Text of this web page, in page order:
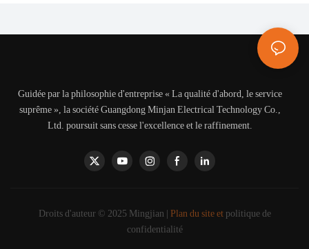
Guidée par la philosophie d'entreprise « La qualité d'abord, le service
suprême », la société Guangdong Minjan Electrical Technology Co.,
Ltd. poursuit sans cesse l'excellence et le raffinement.
Droits d'auteur © 2025 Mingjian | Plan du site et politique de
confidentialité